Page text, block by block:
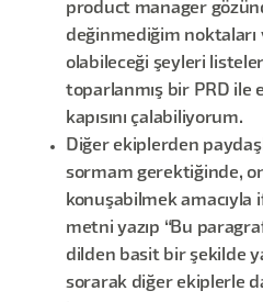
product manager
değinmediğim noktaları
olabileceği şeyleri
toparlanmış bir PRD ile
kapısını çalabiliyorum.
Diğer ekiplerden
sormam gerektiğinde,
konuşabilmek
metni yazıp “Bu
dilden basit bir şekilde
sorarak diğer ekiplerle